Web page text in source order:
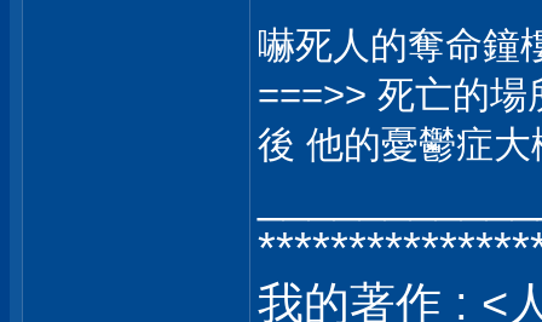
嚇死人的奪命鐘
===>> 死亡的
後 他的憂鬱症
我的著作 : <